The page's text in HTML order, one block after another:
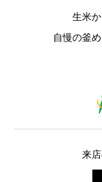
生米
自慢の釜
来